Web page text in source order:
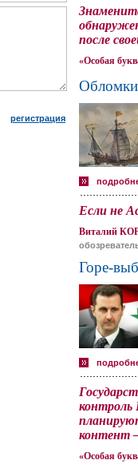
регистрация
после
«Особая
Если не
Виталий
Горе-
контроль
контент
«Особая